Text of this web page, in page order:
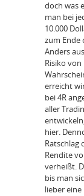
doch was
man bei
10.000
zum Ende
Anders
Risiko von
erreicht
bei 4R
aller
hier.
Ratschlag
Rendite
verheißt.
bis man
lieber eine